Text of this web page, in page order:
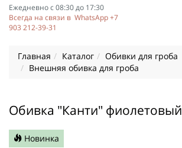
Ежедневно с 08:30 до 17:30
Всегда на связи в WhatsApp +7
903 212-39-31
Главная Каталог
Обивки для гроба
Внешняя обивка для гроба
Обивка "Канти" фиолетовый
Новинка